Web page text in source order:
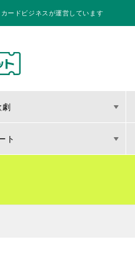
ードビジネスが運営しています
劇
ト